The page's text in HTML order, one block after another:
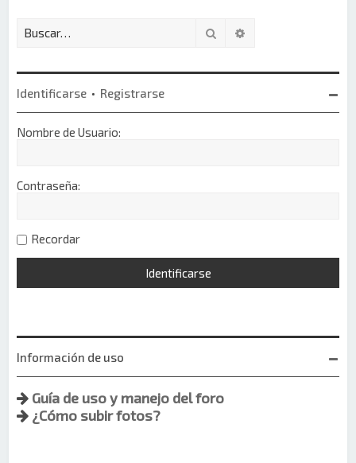
Buscar
Identificarse • Registrarse
Nombre de Usuario:
Contraseña:
Recordar
Información de uso
Guía de uso y manejo del foro
¿Cómo subir fotos?